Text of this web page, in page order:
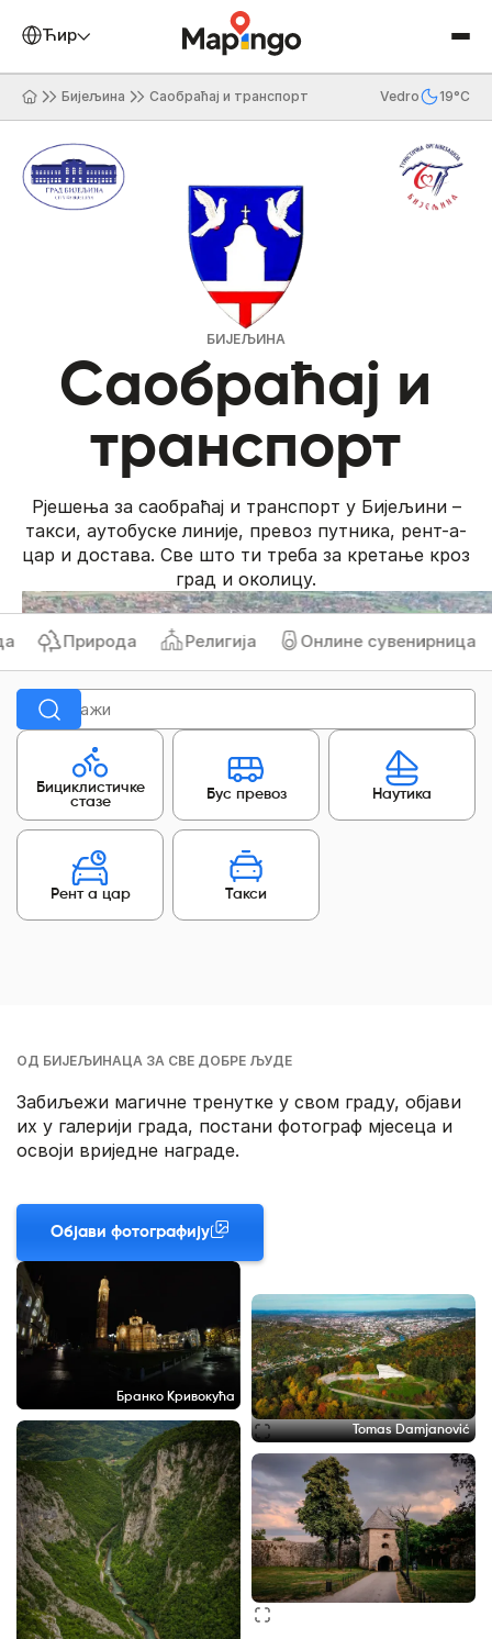
Ћирилица
Бијељина Саобраћај и транспорт Vedro 19°C
БИЈЕЉИНА
Саобраћај и
транспорт
Рјешења за саобраћај и транспорт у Бијељини –
такси, аутобуске линије, превоз путника, рент-а-
цар и достава. Све што ти треба за кретање кроз
град и околицу.
Природа Религија Онлине сувенирница
Бициклистичке
стазе
Бус превоз Наутика
Рент а цар Такси
ОД БИЈЕЉИНАЦА ЗА СВЕ ДОБРЕ ЉУДЕ
Забиљежи магичне тренутке у свом граду, објави
их у галерији града, постани фотограф мјесеца и
освоји вриједне награде.
Објави фотографију
Бранко Кривокућа
Tomas Damjanović